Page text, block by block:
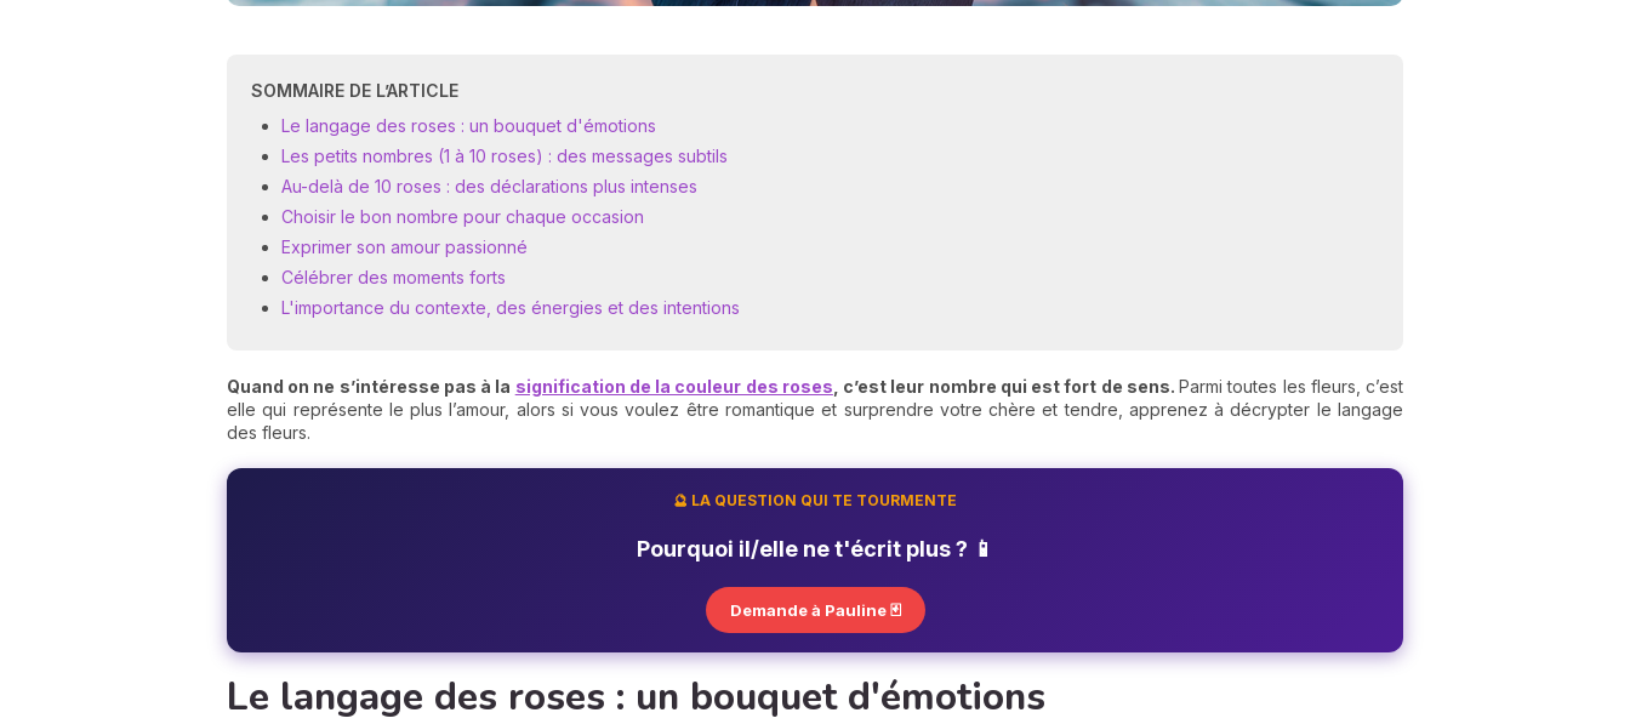
SOMMAIRE DE L’ARTICLE
Le langage des roses : un bouquet d'émotions
Les petits nombres (1 à 10 roses) : des messages subtils
Au-delà de 10 roses : des déclarations plus intenses
Choisir le bon nombre pour chaque occasion
Exprimer son amour passionné
Célébrer des moments forts
L'importance du contexte, des énergies et des intentions
Quand on ne s’intéresse pas à la signification de la couleur des roses , c’est leur nombre qui est fort de sens.Parmi toutes les fleurs, c’est
elle qui représente le plus l’amour, alors si vous voulez être romantique et surprendre votre chère et tendre, apprenez à décrypter le langage
des fleurs.
🔮 LA QUESTION QUI TE TOURMENTE
Pourquoi il/elle ne t'écrit plus ? 📱
Demande à Pauline 🃏
Le langage des roses : un bouquet d'émotions